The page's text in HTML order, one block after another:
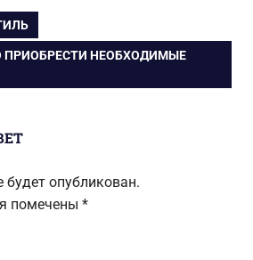
симкарт
ПРИОБРЕСТИ НЕОБХОДИМЫЕ
опубликован.
помечены *